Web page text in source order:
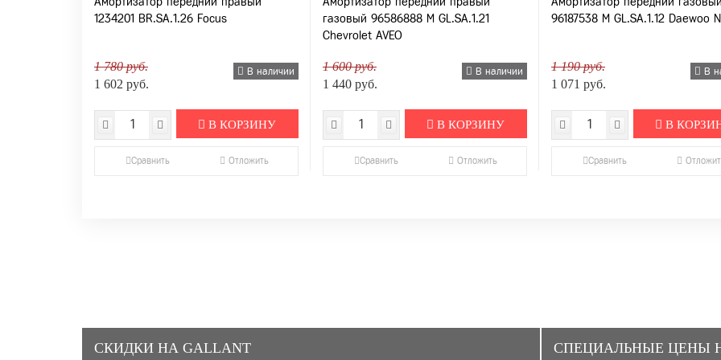
1234201 BR.SA.1.26 Focus
1 780 руб.
1 602 руб.
В наличии
В КОРЗИНУ
Сравнить Отложить
газовый 96586888 M GL.SA.1.21
Сhevrolet AVEO
1 600 руб.
1 440 руб.
В наличии
В КОРЗИНУ
Сравнить Отложить
96187538 M GL.SA.1.12 Daewoo
1 190 руб.
1 071 руб.
В
В
Сравнить
СКИДКИ НА GALLANT CПЕЦИАЛЬНЫЕ ЦЕНЫ